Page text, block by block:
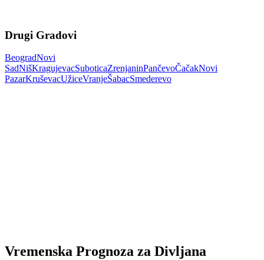
Drugi Gradovi
BeogradNovi
SadNišKragujevacSuboticaZrenjaninPančevoČačakNovi
PazarKruševacUžiceVranjeŠabacSmederevo
Vremenska Prognoza za Divljana